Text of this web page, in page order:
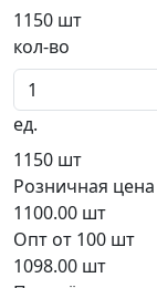
1150 шт
кол-во
ед.
1150 шт
Розничная цена
1100.00 шт
Опт от 100 шт
1098.00 шт